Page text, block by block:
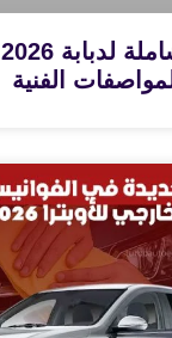
الفنية